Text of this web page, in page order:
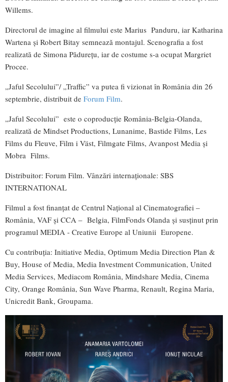
Willems.
Directorul de imagine al filmului este Marius Panduru, iar Katharina
Wartena și Robert Bitay semnează montajul. Scenografia a fost
realizată de Simona Pădurețu, iar de costume s-a ocupat Margriet
Procee.
„Jaful Secolului”/ „Traffic” va putea fi vizionat în România din 26
septembrie, distribuit de Forum Film.
„Jaful Secolului” este o coproducție România-Belgia-Olanda,
realizată de Mindset Productions, Lunanime, Bastide Films, Les
Films du Fleuve, Film i Väst, Filmgate Films, Avanpost Media și
Mobra Films.
Distribuitor: Forum Film. Vânzări internaționale: SBS
INTERNATIONAL
Filmul a fost finanțat de Centrul Național al Cinematografiei –
România, VAF și CCA – Belgia, FilmFonds Olanda și susținut prin
programul MEDIA - Creative Europe al Uniunii Europene.
Cu contribuția: Initiative Media, Optimum Media Direction Plan &
Buy, House of Media, Media Investment Communication, United
Media Services, Mediacom România, Mindshare Media, Cinema
City, Orange România, Sun Wave Pharma, Renault, Regina Maria,
Unicredit Bank, Groupama.